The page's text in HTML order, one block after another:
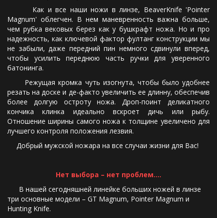
Как и все наши ножи в линзе, BeaverKnife 'Pointer
Magnum' облегчен. В нем маневренность важна больше,
чем рубка вековых берез как у бушкрафт ножа. Но и про
надежность, как ключевой фактор фултанг конструкции мы
не забыли, даже передний пин немного сдвинули вперед,
чтобы усилить переднюю часть ручки для уверенного
батонинга.
Режущая кромка чуть изогнута, чтобы было удобнее
резать на доске и де-факто увеличить ее длинну, обеспечив
более долгую остроту ножа. Дроп-поинт деликатного
кончика клинка идеально вскроет дичь или рыбу.
Отношение ширины самого ножа к толщине увеличено для
лучшего контроля положения лезвия.
Добрый мужской ножара на все случаи жизни для Вас!
Нет выбора – нет проблем….
три основные модели – GT Magnum, Pointer Magnum и
Hunting Knife.